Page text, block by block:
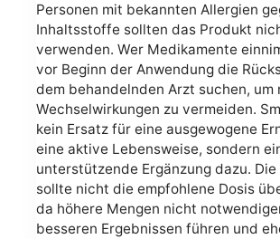
Personen mit bekannten Allergien
Inhaltsstoffe sollten das Produkt
verwenden. Wer Medikamente
vor Beginn der Anwendung die
dem behandelnden Arzt suchen, um
Wechselwirkungen zu vermeiden.
kein Ersatz für eine ausgewogene
eine aktive Lebensweise, sondern
unterstützende Ergänzung dazu. Die
sollte nicht die empfohlene Dosis
da höhere Mengen nicht
besseren Ergebnissen führen und